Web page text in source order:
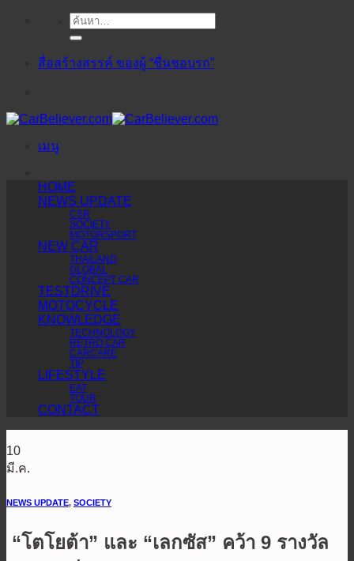
ค้นหา:
สื่อสร้างสรรค์ ของผู้ “ชื่นชอบรถ”
เมนู
HOME
NEWS UPDATE
CSR
SOCIETY
MOTORSPORT
NEW CAR
THAILAND
GLOBAL
CONCEPT CAR
TESTDRIVE
MOTOCYCLE
KNOWLEDGE
TECHNOLOGY
RETRO CAR
CARCARE
TIP
LIFESTYLE
EAT
TOUR
CONTACT
10
มี.ค.
NEWS UPDATE, SOCIETY
“โตโยต้า” และ “เลกซัส” คว้า 9 รางวัล